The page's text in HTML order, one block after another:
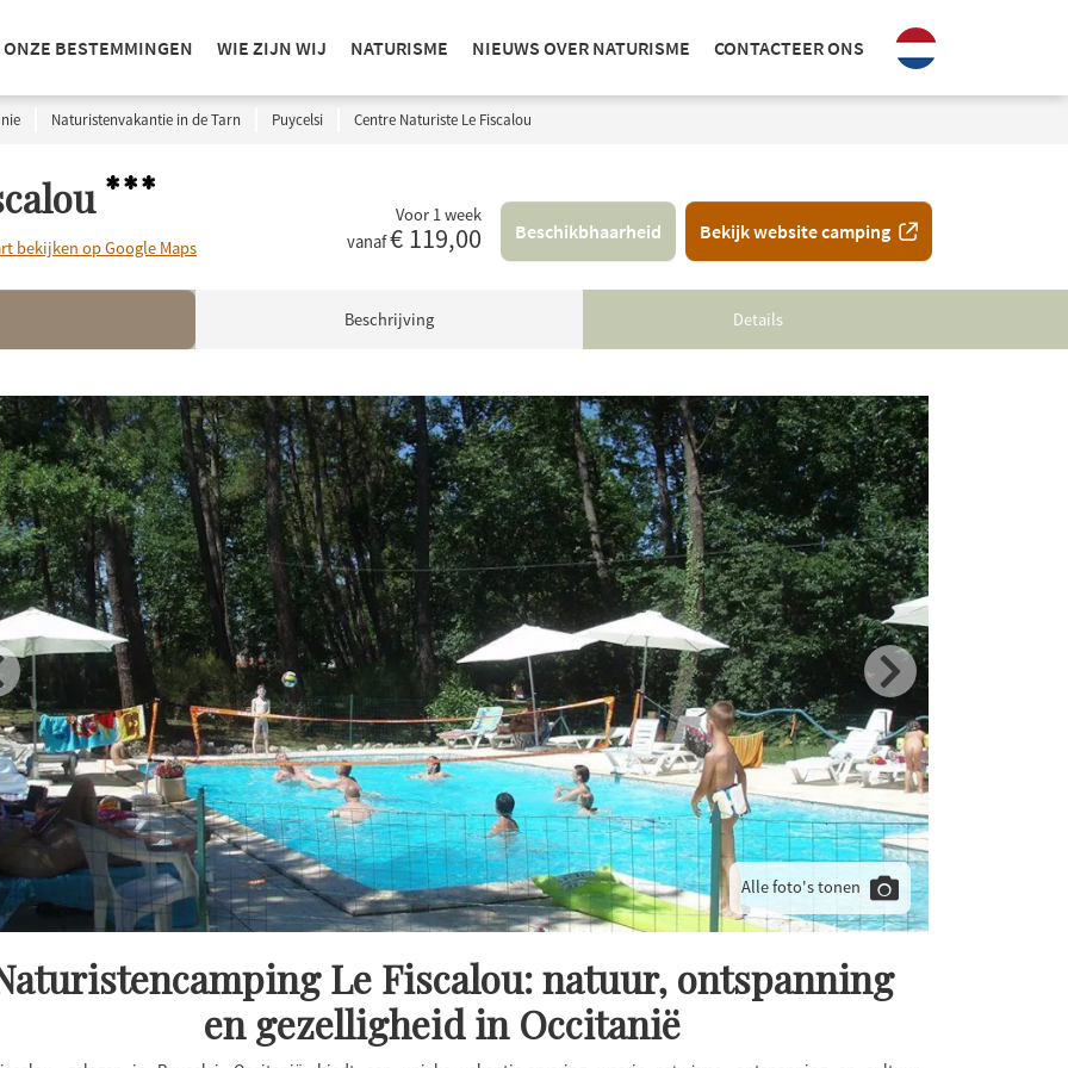
ONZE BESTEMMINGEN WIE ZIJN WIJ NATURISME NIEUWS OVER NATURISME CONTACTEER ONS
Naturistenvakantie in de Tarn Puycelsi Centre Naturiste Le Fiscalou
***
bekijken op Google Maps
Voor 1 week
vanaf€ 119,00 Beschikbhaarheid Bekijk website camping
Beschrijving Details
Alle foto's tonen
Le Fiscalou: natuur, ontspanning
en gezelligheid in Occitanië